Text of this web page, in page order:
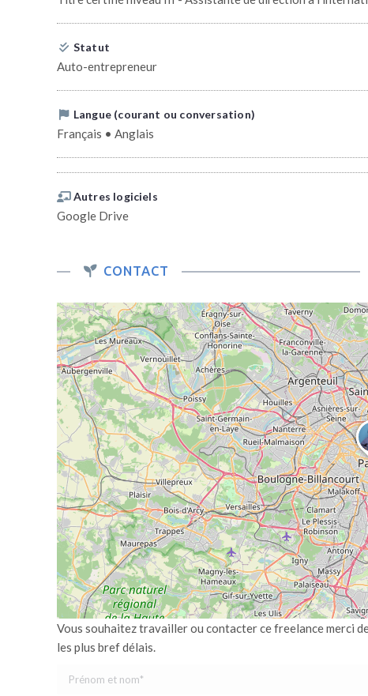
Statut
Auto-entrepreneur
Langue (courant ou conversation)
Français • Anglais
Autres logiciels
Google Drive
CONTACT
Vous souhaitez travailler ou contacter ce freelance merci
les plus bref délais.